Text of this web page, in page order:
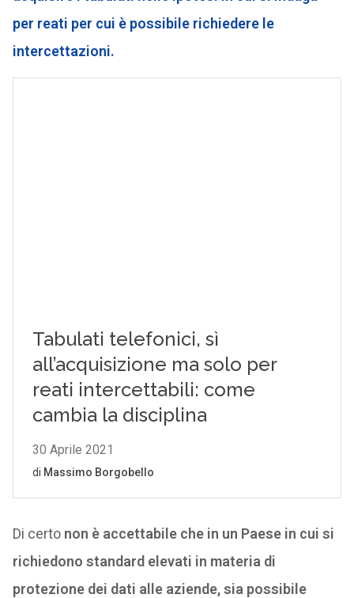
per reati per cui è possibile richiedere le
intercettazioni.
Di certo non è accettabile che in un Paese in cui si
richiedono standard elevati in materia di
protezione dei dati alle aziende, sia possibile